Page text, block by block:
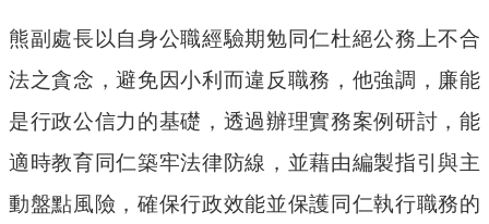
案
用
安
全
及
熊副處長以自身公職經驗期勉同仁杜絕公務上不合
法之貪念，避免因小利而違反職務，他強調，廉能
是行政公信力的基礎，透過辦理實務案例研討，能
適時教育同仁築牢法律防線，並藉由編製指引與主
動盤點風險，確保行政效能並保護同仁執行職務的